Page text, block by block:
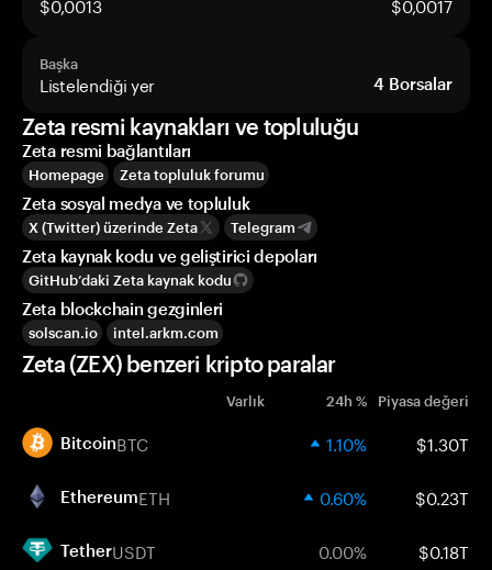
Başka
Listelendiği yer 4 Borsalar
Zeta resmi kaynakları ve topluluğu
Zeta resmi bağlantıları
Homepage Zeta topluluk forumu
Zeta sosyal medya ve topluluk
X (Twitter) üzerinde Zeta Telegram
Zeta kaynak kodu ve geliştirici depoları
GitHub’daki Zeta kaynak kodu
Zeta blockchain gezginleri
solscan.io intel.arkm.com
Zeta (ZEX) benzeri kripto paralar
Varlık 24h % Piyasa değeri
BitcoinBTC 1.10% $1.30T
EthereumETH 0.60% $0.23T
TetherUSDT 0.00% $0.18T